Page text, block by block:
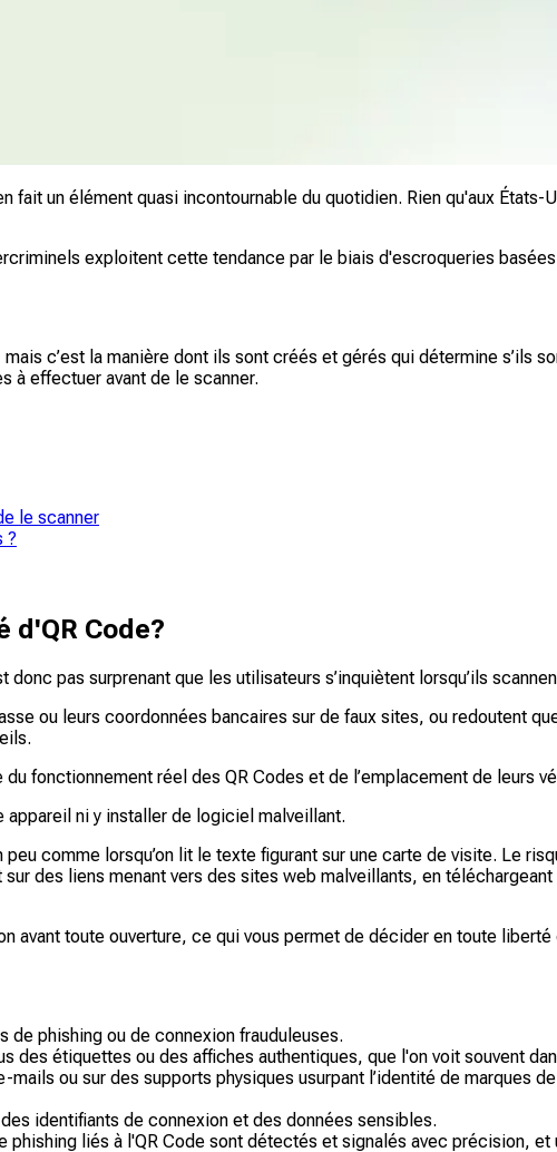
fait un élément quasi incontournable du quotidien. Rien qu'aux
exploitent cette tendance par le biais d'escroqueries
c’est la manière dont ils sont créés et gérés qui détermine s’ils
à effectuer avant de le scanner.
le scanner
?
Code?
donc pas surprenant que les utilisateurs s’inquiètent lorsqu’ils
ou leurs coordonnées bancaires sur de faux sites, ou redoutent
fonctionnement réel des QR Codes et de l’emplacement de leurs
appareil ni y installer de logiciel malveillant.
comme lorsqu’on lit le texte figurant sur une carte de visite. Le
des liens menant vers des sites web malveillants, en
avant toute ouverture, ce qui vous permet de décider en toute
de phishing ou de connexion frauduleuses.
des étiquettes ou des affiches authentiques, que l'on voit souvent
mails ou sur des supports physiques usurpant l’identité de marques
identifiants de connexion et des données sensibles.
phishing liés à l'QR Code sont détectés et signalés avec précision, et